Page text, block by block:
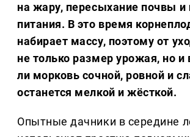
на жару, пересыхание почвы и
питания. В это время
набирает массу, поэтому от
не только размер урожая, но и
ли морковь сочной, ровной и
останется мелкой и жёсткой.
Опытные дачники в середине